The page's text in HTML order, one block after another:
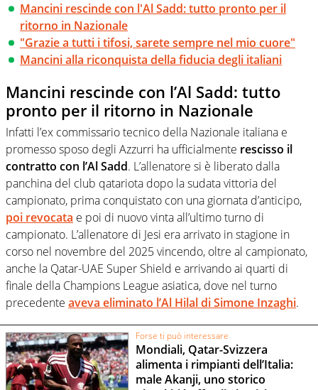
Mancini rescinde con l'Al Sadd: tutto pronto per il
ritorno in Nazionale
"Grazie a tutti i tifosi, sarete sempre nel mio cuore"
Mancini alla riconquista della fiducia degli italiani
Mancini rescinde con l’Al Sadd: tutto
pronto per il ritorno in Nazionale
Infatti l’ex commissario tecnico della Nazionale italiana e
promesso sposo degli Azzurri ha ufficialmente rescisso il
contratto con l’Al Sadd. L’allenatore si è liberato dalla
panchina del club qatariota dopo la sudata vittoria del
campionato, prima conquistato con una giornata d’anticipo,
poi revocata e poi di nuovo vinta all’ultimo turno di
campionato. L’allenatore di Jesi era arrivato in stagione in
corso nel novembre del 2025 vincendo, oltre al campionato,
anche la Qatar-UAE Super Shield e arrivando ai quarti di
finale della Champions League asiatica, dove nel turno
precedente aveva eliminato l’Al Hilal di Simone Inzaghi.
Forse ti può interessare
Mondiali, Qatar-Svizzera
alimenta i rimpianti dell’Italia:
male Akanji, uno storico